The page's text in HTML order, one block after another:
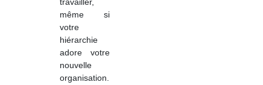
travailler,
même si
votre
hiérarchie
adore votre
nouvelle
organisation.